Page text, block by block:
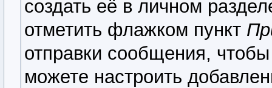
создать её в личном
отметить флажком пункт
отправки сообщения,
можете настроить